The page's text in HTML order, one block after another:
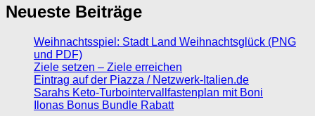
Neueste Beiträge
Weihnachtsspiel: Stadt Land Weihnachtsglück (PNG
und PDF)
Ziele setzen – Ziele erreichen
Eintrag auf der Piazza / Netzwerk-Italien.de
Sarahs Keto-Turbointervallfastenplan mit Boni
Ilonas Bonus Bundle Rabatt